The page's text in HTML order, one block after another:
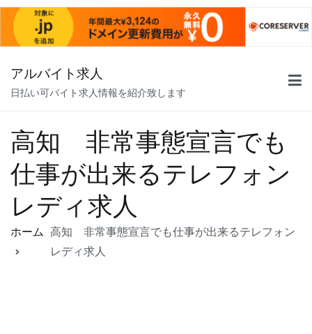
アルバイト求人
日払い可バイト求人情報を紹介致します
高知 非常事態宣言でも
仕事が出来るテレフォン
レディ求人
ホーム 高知 非常事態宣言でも仕事が出来るテレフォン
レディ求人